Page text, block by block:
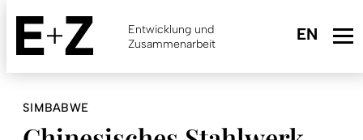
Skip
main
content
Entwicklung und
Zusammenarbeit
SIMBABWE